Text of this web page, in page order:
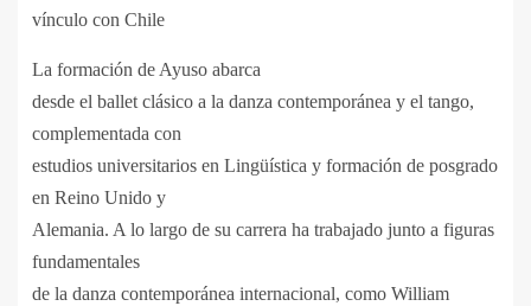
vínculo con Chile
La formación de Ayuso abarca
desde el ballet clásico a la danza contemporánea y el tango,
complementada con
estudios universitarios en Lingüística y formación de posgrado
en Reino Unido y
Alemania. A lo largo de su carrera ha trabajado junto a figuras
fundamentales
de la danza contemporánea internacional, como William